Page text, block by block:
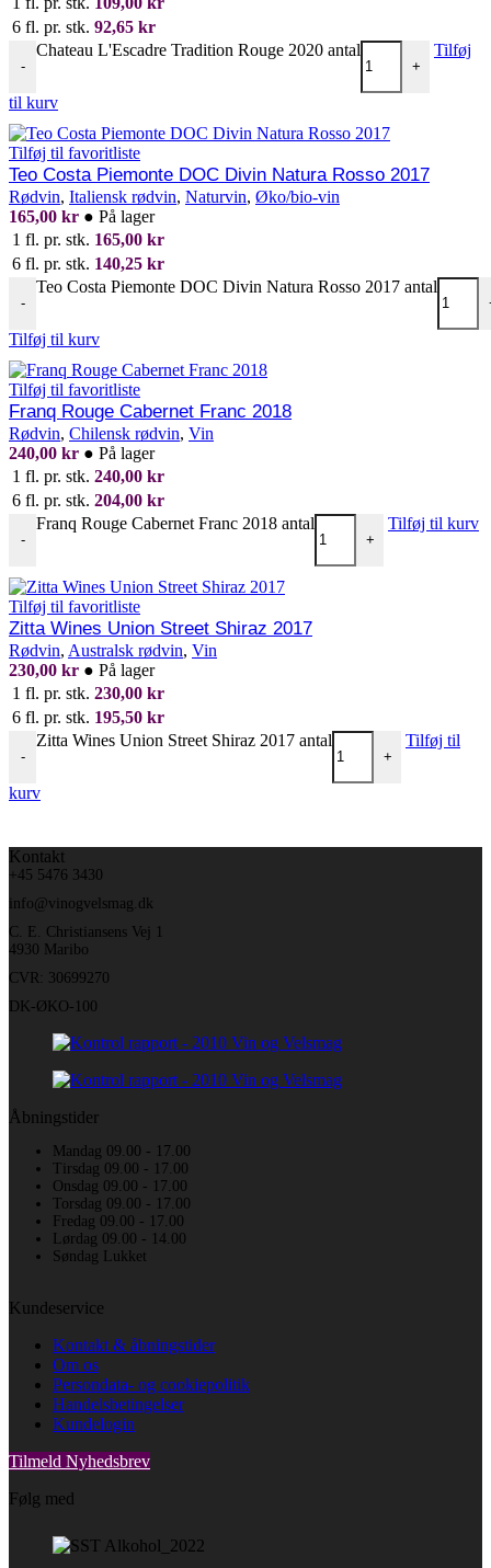
6 fl. pr. stk. 92,65 kr
-
Chateau L'Escadre Tradition Rouge 2020 antal
+
Tilføj
til kurv
Tilføj til favoritliste
Teo Costa Piemonte DOC Divin Natura Rosso 2017
Rødvin, Italiensk rødvin, Naturvin, Øko/bio-vin
165,00 kr ● På lager
1 fl. pr. stk. 165,00 kr
6 fl. pr. stk. 140,25 kr
-
Teo Costa Piemonte DOC Divin Natura Rosso 2017 antal
Tilføj til kurv
Tilføj til favoritliste
Franq Rouge Cabernet Franc 2018
Rødvin, Chilensk rødvin, Vin
240,00 kr ● På lager
1 fl. pr. stk. 240,00 kr
6 fl. pr. stk. 204,00 kr
-
Franq Rouge Cabernet Franc 2018 antal
+
Tilføj til kurv
Tilføj til favoritliste
Zitta Wines Union Street Shiraz 2017
Rødvin, Australsk rødvin, Vin
230,00 kr ● På lager
1 fl. pr. stk. 230,00 kr
6 fl. pr. stk. 195,50 kr
-
Zitta Wines Union Street Shiraz 2017 antal
+
Tilføj til
kurv
Kontakt
+45 5476 3430
info@vinogvelsmag.dk
C. E. Christiansens Vej 1
4930 Maribo
CVR: 30699270
DK-ØKO-100
Åbningstider
Mandag 09.00 - 17.00
Tirsdag 09.00 - 17.00
Onsdag 09.00 - 17.00
Torsdag 09.00 - 17.00
Fredag 09.00 - 17.00
Lørdag 09.00 - 14.00
Søndag Lukket
Kundeservice
Kontakt & åbningstider
Om os
Persondata- og cookiepolitik
Handelsbetingelser
Kundelogin
Tilmeld Nyhedsbrev
Følg med